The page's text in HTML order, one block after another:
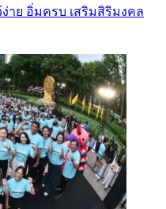
ง่าย อิ่มครบ เสริมสิริมงคล